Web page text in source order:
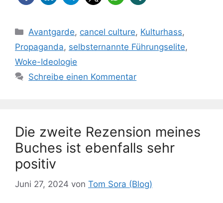
Kategorien
Avantgarde, cancel culture, Kulturhass,
Propaganda, selbsternannte Führungselite,
Woke-Ideologie
Schreibe einen Kommentar
Die zweite Rezension meines
Buches ist ebenfalls sehr
positiv
Juni 27, 2024 von Tom Sora (Blog)